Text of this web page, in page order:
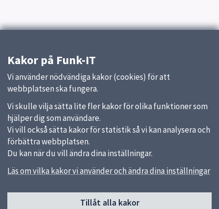
Kakor på Funk-IT
Vi använder nödvändiga kakor (cookies) för att
webbplatsen ska fungera.
Vi skulle vilja sätta lite fler kakor för olika funktioner som
hjälper dig som användare.
Vi vill också sätta kakor för statistik så vi kan analysera och
förbättra webbplatsen.
Du kan när du vill ändra dina inställningar.
Läs om vilka kakor vi använder och ändra dina inställningar
Tillåt alla kakor
Sidfot